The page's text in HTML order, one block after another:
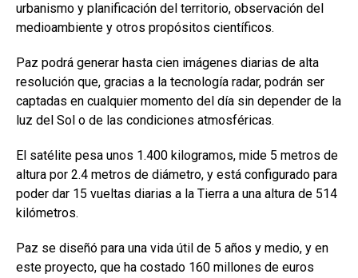
urbanismo y planificación del territorio, observación del
medioambiente y otros propósitos científicos.
Paz podrá generar hasta cien imágenes diarias de alta
resolución que, gracias a la tecnología radar, podrán ser
captadas en cualquier momento del día sin depender de la
luz del Sol o de las condiciones atmosféricas.
El satélite pesa unos 1.400 kilogramos, mide 5 metros de
altura por 2.4 metros de diámetro, y está configurado para
poder dar 15 vueltas diarias a la Tierra a una altura de 514
kilómetros.
Paz se diseñó para una vida útil de 5 años y medio, y en
este proyecto, que ha costado 160 millones de euros